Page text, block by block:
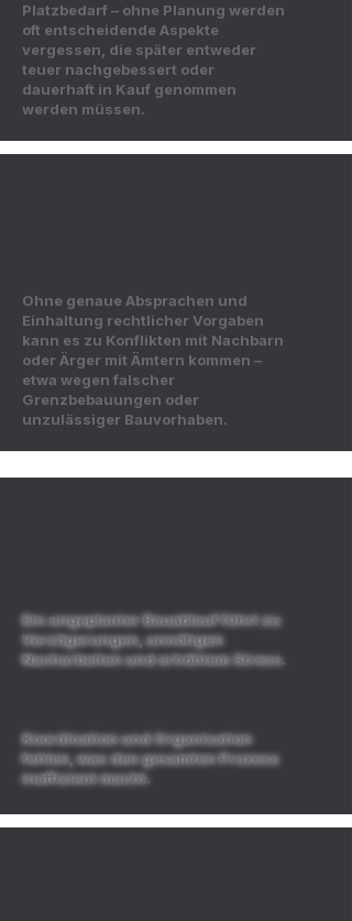
Platzbedarf – ohne Planung werden
oft entscheidende Aspekte
vergessen, die später entweder
teuer nachgebessert oder
dauerhaft in Kauf genommen
werden müssen.
Ohne genaue Absprachen und
Einhaltung rechtlicher Vorgaben
kann es zu Konflikten mit Nachbarn
oder Ärger mit Ämtern kommen –
etwa wegen falscher
Grenzbebauungen oder
unzulässiger Bauvorhaben.
Ein ungeplanter Bauablauf führt zu
Verzögerungen, unnötigen
Nacharbeiten und erhöhtem Stress.
Koordination und Organisation
fehlen, was den gesamten Prozess
ineffizient macht.